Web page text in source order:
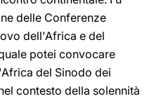
delle Conferenze
dell'Africa e del
potei convocare
del Sinodo dei
contesto della solennità